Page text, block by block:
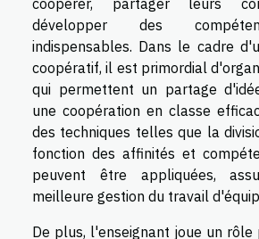
développer des
indispensables. Dans le cadre
coopératif, il est primordial
qui permettent un partage
une coopération en classe
des techniques telles que la
fonction des affinités et
peuvent être appliquées,
meilleure gestion du travail
De plus, l'enseignant joue un